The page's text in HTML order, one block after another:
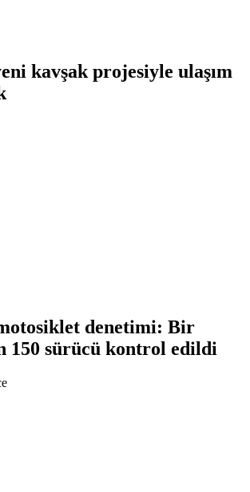
kavşak projesiyle ulaşım
denetimi: Bir
150 sürücü kontrol edildi